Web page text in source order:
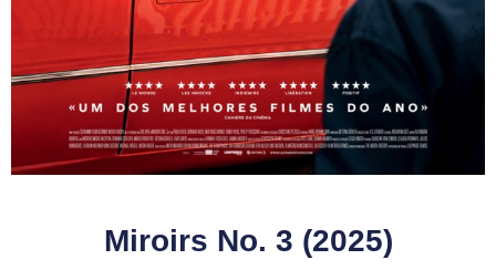
Miroirs No. 3 (2025)